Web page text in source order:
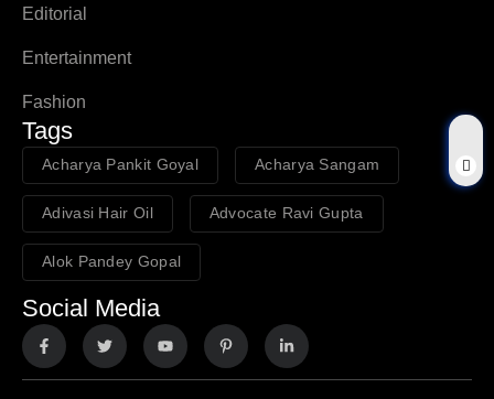
Editorial
Entertainment
Fashion
Tags
Acharya Pankit Goyal Acharya Sangam
Adivasi Hair Oil Advocate Ravi Gupta
Alok Pandey Gopal
Social Media